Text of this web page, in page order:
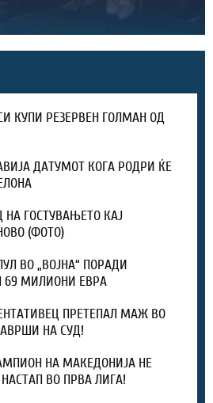
КУПИ РЕЗЕРВЕН ГОЛМАН ОД
ДАТУМОТ КОГА РОДРИ ЌЕ
ГОСТУВАЊЕТО КАЈ
(ФОТО)
ВО „ВОЈНА“ ПОРАДИ
69 МИЛИОНИ ЕВРА
ПРЕТЕПАЛ МАЖ ВО
НА СУД!
НА МАКЕДОНИЈА НЕ
ВО ПРВА ЛИГА!